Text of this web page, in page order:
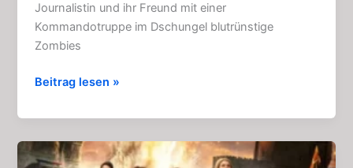
Journalistin und ihr Freund mit einer
Kommandotruppe im Dschungel blutrünstige
Zombies
Die
der
lebenden
Toten:
Beitrag lesen »